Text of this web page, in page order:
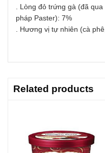
. Lòng đỏ trứng gà (đã
pháp Paster): 7%
. Hương vị tự nhiên (cà
Related products